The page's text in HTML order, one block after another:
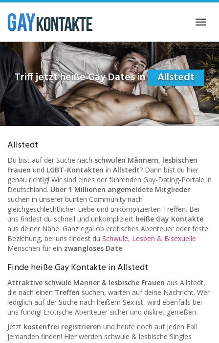
Skip
main
content
Triff jetzt heiße Gay Dates in Allstedt
Allstedt
Du bist auf der Suche nach schwulen Männern, lesbischen
Frauen und LGBT-Kontakten in Allstedt? Dann bist du hier
genau richtig! Wir sind eines der führenden Gay-Dating-Portale in
Deutschland. Über 1 Millionen angemeldete Mitglieder
suchen in unserer bunten Community nach
gleichgeschlechtlicher Liebe und unkomplizierten Treffen. Bei
uns findest du schnell und unkompliziert heiße Gay Kontakte
aus deiner Nähe. Ganz egal ob erotisches Abenteuer oder feste
Beziehung, bei uns findest du Schwule, Lesben & Bisexuelle
Menschen für ein zwangloses Date.
Finde heiße Gay Kontakte in Allstedt
Attraktive schwule Männer & lesbische Frauen aus Allstedt,
die nach einen Treffen suchen, warten auf deine Nachricht. Wer
lediglich auf der Suche nach heißem Sex ist, wird ebenfalls bei
uns fündig! Erotische Abenteuer sicher und diskret genießen.
Jetzt kostenfrei registrieren und heute noch auf jeden Fall
jemanden finden! Hier werden schwule & lesbische Singles